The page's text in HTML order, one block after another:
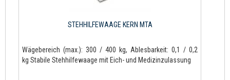
STEHHILFEWAAGE KERN MTA
Wägebereich (max.): 300 / 400 kg, Ablesbarkeit: 0,1 / 0,2
kg Stabile Stehhilfewaage mit Eich- und Medizinzulassung